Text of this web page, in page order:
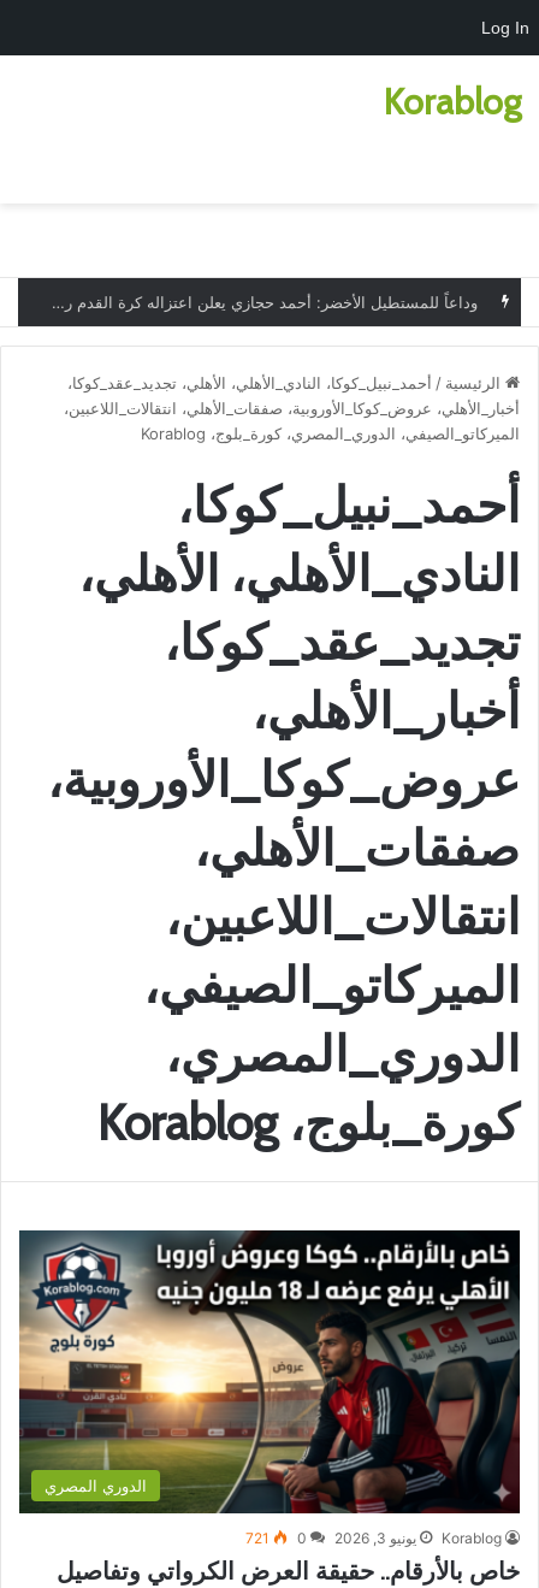
Log In
Korablog
وداعاً للمستطيل الأخضر: أحمد حجازي يعلن اعتزاله كرة القدم رسميًا
الرئيسية / أحمد_نبيل_كوكا، النادي_الأهلي، الأهلي، تجديد_عقد_كوكا،
أخبار_الأهلي، عروض_كوكا_الأوروبية، صفقات_الأهلي، انتقالات_اللاعبين،
الميركاتو_الصيفي، الدوري_المصري، كورة_بلوج، Korablog
أحمد_نبيل_كوكا،
النادي_الأهلي، الأهلي،
تجديد_عقد_كوكا،
أخبار_الأهلي،
عروض_كوكا_الأوروبية،
صفقات_الأهلي،
انتقالات_اللاعبين،
الميركاتو_الصيفي،
الدوري_المصري،
كورة_بلوج، Korablog
الدوري المصري
Korablog يونيو 3, 2026 0
721
خاص بالأرقام.. حقيقة العرض الكرواتي وتفاصيل